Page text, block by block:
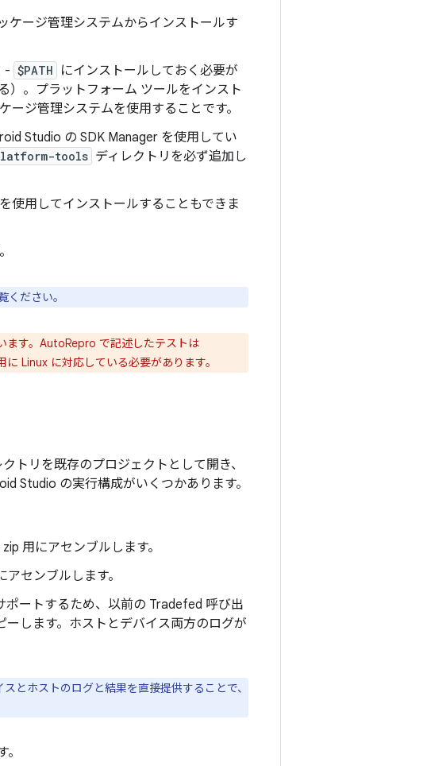
ケージ管理システムからインストールす
- $PATH
にインストールしておく必要が
）。プラットフォーム ツールをインスト
ジ管理システムを使用することです。
Studio の SDK Manager を使用してい
tools ディレクトリを必ず追加し
使用してインストールすることもできま
ください。
ます。AutoRepro で記述したテストは
Linux に対応している必要があります。
トリを既存のプロジェクトとして開き、
Studio の実行構成がいくつかあります。
用にアセンブルします。
センブルします。
ポートするため、以前の Tradefed 呼び出
します。ホストとデバイス両方のログが
とホストのログと結果を直接提供することで、